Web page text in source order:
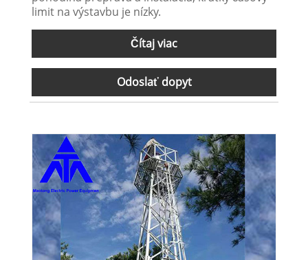
limit na výstavbu je nízky.
Čítaj viac
Odoslať dopyt